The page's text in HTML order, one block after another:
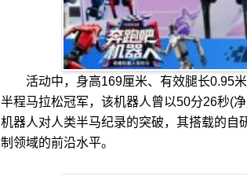
活动中，身高169厘米、有效腿长0.95米
半程马拉松冠军，该机器人曾以50分26秒(
机器人对人类半马纪录的突破，其搭载的自
制领域的前沿水平。